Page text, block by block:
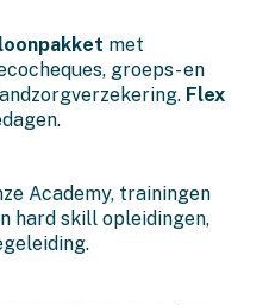
met
groeps- en
Flex
Academy, trainingen
hard skill opleidingen,